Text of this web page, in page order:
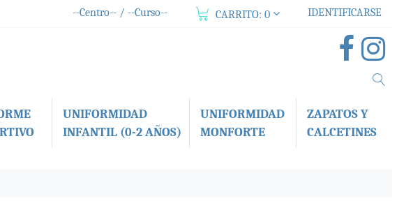
--Centro-- / --Curso-- CARRITO: 0 IDENTIFICARSE
UNIFORMIDAD
INFANTIL (0-2 AÑOS)
UNIFORMIDAD
MONFORTE
ZAPATOS Y
CALCETINES